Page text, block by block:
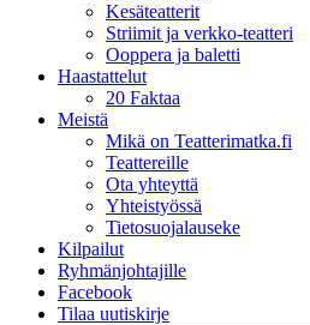
Kesäteatterit
Striimit ja verkko-teatteri
Ooppera ja baletti
Haastattelut
20 Faktaa
Meistä
Mikä on Teatterimatka.fi
Teattereille
Ota yhteyttä
Yhteistyössä
Tietosuojalauseke
Kilpailut
Ryhmänjohtajille
Facebook
Tilaa uutiskirje